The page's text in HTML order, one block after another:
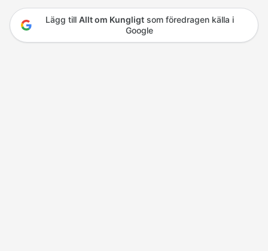
Lägg till Allt om Kungligtsom föredragen källa i
Google